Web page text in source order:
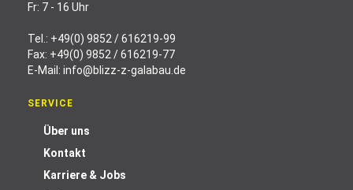
Fr: 7 - 16 Uhr
Tel.: +49(0) 9852 / 616219-99
Fax: +49(0) 9852 / 616219-77
E-Mail: info@blizz-z-galabau.de
SERVICE
Über uns
Kontakt
Karriere & Jobs